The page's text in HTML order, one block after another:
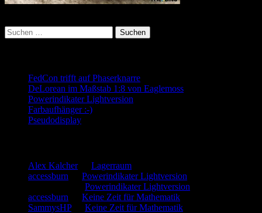
Suchen
nach:
FedCon trifft auf Phaserknarre
DeLorean im Maßstab 1:8 von Eaglemoss
Powerindikater Lightversion
Farbaufhänger :-)
Pseudodisplay
Alex Kalcherzu Lagerraum
accessburn
Powerindikater Lightversion
Powerindikater Lightversion
accessburn
Keine Zeit für Mathematik
SammysHPzu Keine Zeit für Mathematik